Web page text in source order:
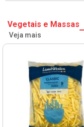
Vegetais e Massas
Veja mais